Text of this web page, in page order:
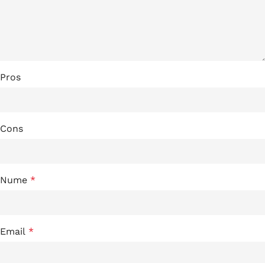
Pros
Cons
Nume *
Email *